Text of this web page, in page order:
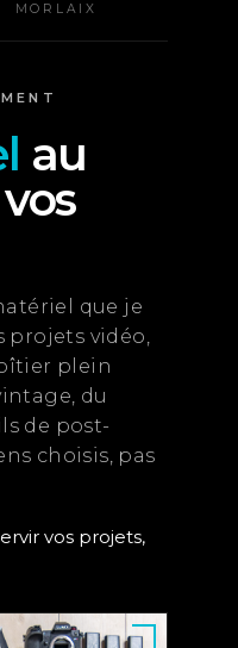
MORLAIX
au
que je
projets vidéo,
plein
du
de post-
choisis, pas
vos projets,